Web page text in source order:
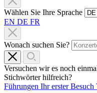
Wählen Sie Ihre Sprache
EN DE FR
Wonach suchen Sie?
Versuchen wir es noch
Stichwörter hilfreich?
Führungen Ihr erster Besuch